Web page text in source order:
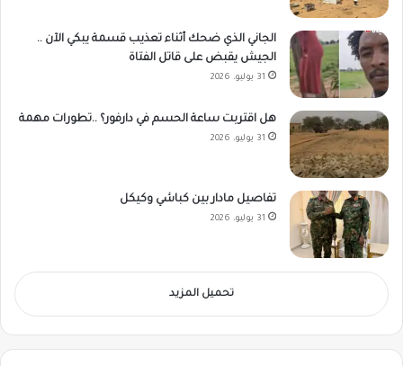
الجاني الذي ضحك أثناء تعذيب قسمة يبكي الآن ..
الجيش يقبض على قاتل الفتاة
31 يوليو، 2026
هل اقتربت ساعة الحسم في دارفور؟ ..تطورات مهمة
31 يوليو، 2026
تفاصيل مادار بين كباشي وكيكل
31 يوليو، 2026
تحميل المزيد